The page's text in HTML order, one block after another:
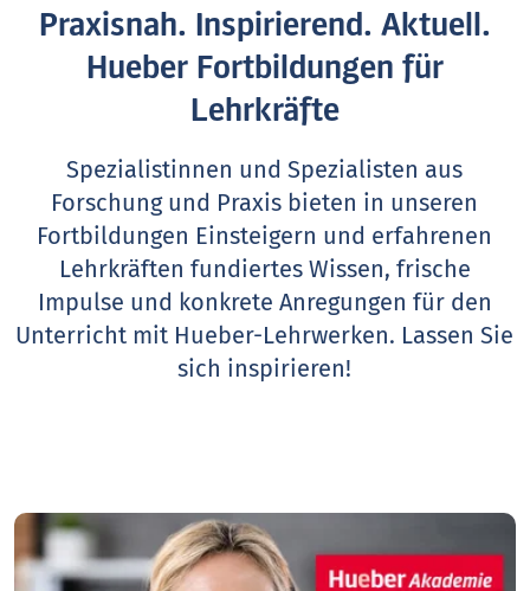
Praxisnah. Inspirierend. Aktuell.
Hueber Fortbildungen für
Lehrkräfte
Spezialistinnen und Spezialisten aus
Forschung und Praxis bieten in unseren
Fortbildungen Einsteigern und erfahrenen
Lehrkräften fundiertes Wissen, frische
Impulse und konkrete Anregungen für den
Unterricht mit Hueber-Lehrwerken. Lassen Sie
sich inspirieren!